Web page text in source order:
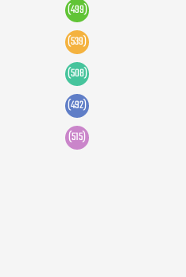
(499)
(539)
(508)
(492)
(515)